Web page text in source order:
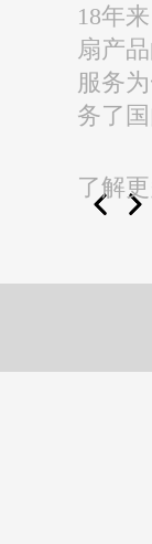
18年
扇产
服务
务了
了解